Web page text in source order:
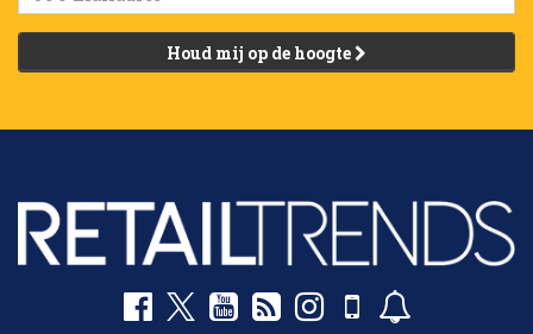
Houd mij op de hoogte